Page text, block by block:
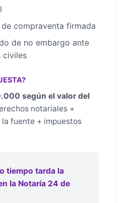
de compraventa firmada
de no embargo ante
civiles
según el valor del
notariales +
fuente + impuestos
tiempo tarda la
la Notaría 24 de